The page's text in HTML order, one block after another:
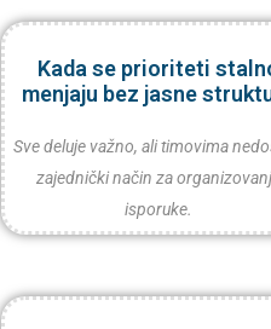
Kada se prioriteti
menjaju bez jasne
Sve deluje važno, ali timovima
zajednički način za
isporuke.